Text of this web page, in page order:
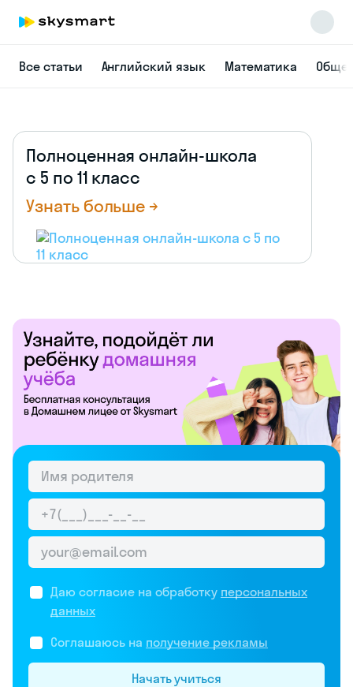
Все статьи Английский язык Математика
Полноценная онлайн-школа
с 5 по 11 класс
Узнать больше →
Даю согласие на обработку персональных
данных
Соглашаюсь на получение рекламы
Начать учиться
Skysmart Chat